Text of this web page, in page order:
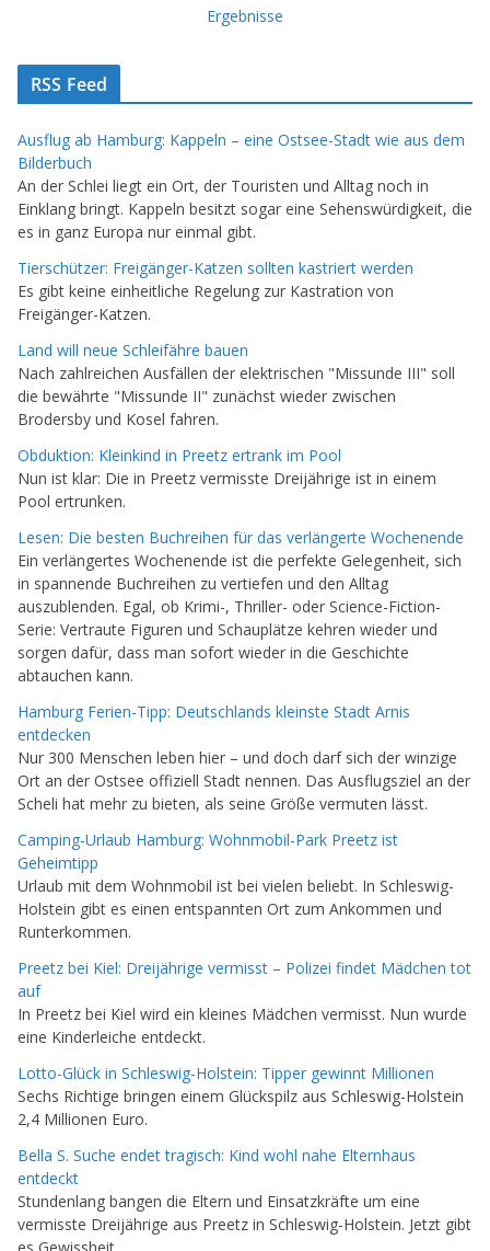
Ergebnisse
RSS Feed
Ausflug ab Hamburg: Kappeln – eine Ostsee-Stadt wie aus dem
Bilderbuch
An der Schlei liegt ein Ort, der Touristen und Alltag noch in
Einklang bringt. Kappeln besitzt sogar eine Sehenswürdigkeit, die
es in ganz Europa nur einmal gibt.
Tierschützer: Freigänger-Katzen sollten kastriert werden
Es gibt keine einheitliche Regelung zur Kastration von
Freigänger-Katzen.
Land will neue Schleifähre bauen
Nach zahlreichen Ausfällen der elektrischen "Missunde III" soll
die bewährte "Missunde II" zunächst wieder zwischen
Brodersby und Kosel fahren.
Obduktion: Kleinkind in Preetz ertrank im Pool
Nun ist klar: Die in Preetz vermisste Dreijährige ist in einem
Pool ertrunken.
Lesen: Die besten Buchreihen für das verlängerte Wochenende
Ein verlängertes Wochenende ist die perfekte Gelegenheit, sich
in spannende Buchreihen zu vertiefen und den Alltag
auszublenden. Egal, ob Krimi-, Thriller- oder Science-Fiction-
Serie: Vertraute Figuren und Schauplätze kehren wieder und
sorgen dafür, dass man sofort wieder in die Geschichte
abtauchen kann.
Hamburg Ferien-Tipp: Deutschlands kleinste Stadt Arnis
entdecken
Nur 300 Menschen leben hier – und doch darf sich der winzige
Ort an der Ostsee offiziell Stadt nennen. Das Ausflugsziel an der
Scheli hat mehr zu bieten, als seine Größe vermuten lässt.
Camping-Urlaub Hamburg: Wohnmobil-Park Preetz ist
Geheimtipp
Urlaub mit dem Wohnmobil ist bei vielen beliebt. In Schleswig-
Holstein gibt es einen entspannten Ort zum Ankommen und
Runterkommen.
Preetz bei Kiel: Dreijährige vermisst – Polizei findet Mädchen tot
auf
In Preetz bei Kiel wird ein kleines Mädchen vermisst. Nun wurde
eine Kinderleiche entdeckt.
Lotto-Glück in Schleswig-Holstein: Tipper gewinnt Millionen
Sechs Richtige bringen einem Glückspilz aus Schleswig-Holstein
2,4 Millionen Euro.
Bella S. Suche endet tragisch: Kind wohl nahe Elternhaus
entdeckt
Stundenlang bangen die Eltern und Einsatzkräfte um eine
vermisste Dreijährige aus Preetz in Schleswig-Holstein. Jetzt gibt